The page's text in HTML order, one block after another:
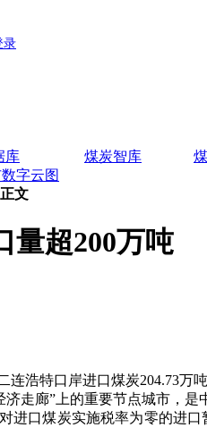
库 煤炭智库
字云图
文
量超200万吨
特口岸进口煤炭204.73万吨
廊”上的重要节点城市，是
口煤炭实施税率为零的进